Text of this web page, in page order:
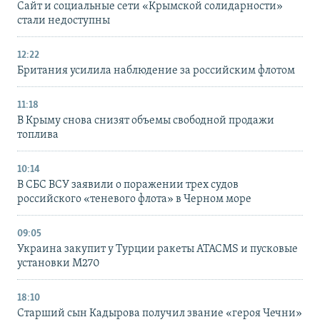
Сайт и социальные сети «Крымской солидарности»
стали недоступны
12:22
Британия усилила наблюдение за российским флотом
11:18
В Крыму снова снизят объемы свободной продажи
топлива
10:14
В СБС ВСУ заявили о поражении трех судов
российского «теневого флота» в Черном море
09:05
Украина закупит у Турции ракеты ATACMS и пусковые
установки M270
18:10
Старший сын Кадырова получил звание «героя Чечни»